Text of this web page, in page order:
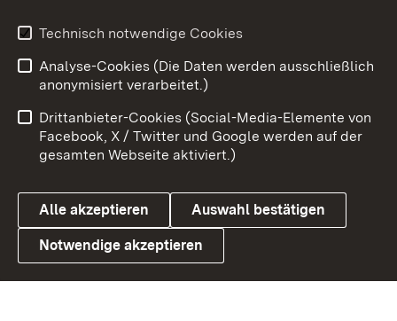
Youtube
Link zum Landesportal
Benutzungshinweise
Barrierefreiheit
Datenschutz
Cookies
Technisch notwendige Cookies
Analyse-Cookies (Die Daten werden ausschließlich
anonymisiert verarbeitet.)
Drittanbieter-Cookies (Social-Media-Elemente von
Facebook, X / Twitter und Google werden auf der
gesamten Webseite aktiviert.)
Alle akzeptieren Auswahl bestätigen
Notwendige akzeptieren